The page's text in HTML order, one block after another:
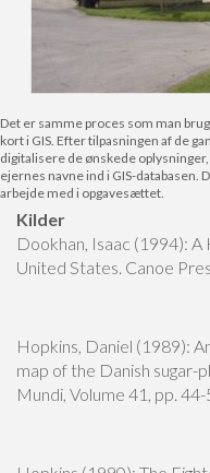
Det er samme proces som man
kort i GIS. Efter tilpasningen af de
digitalisere de ønskede
ejernes navne ind i GIS-databasen.
arbejde med i opgavesættet.
Kilder
Dookhan, Isaac (1994):
United States. Canoe
Hopkins, Daniel (1989):
map of the Danish sugar-
Mundi, Volume 41, pp. 44-